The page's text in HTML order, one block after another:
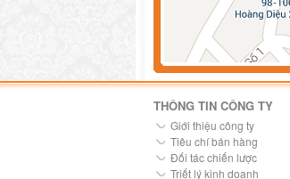
THÔNG TIN CÔNG TY
Giới thiệu công ty
Tiêu chí bán hàng
Đối tác chiến lược
Triết lý kinh doanh